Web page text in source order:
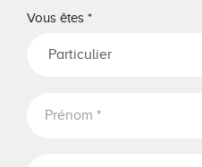
Vous êtes *